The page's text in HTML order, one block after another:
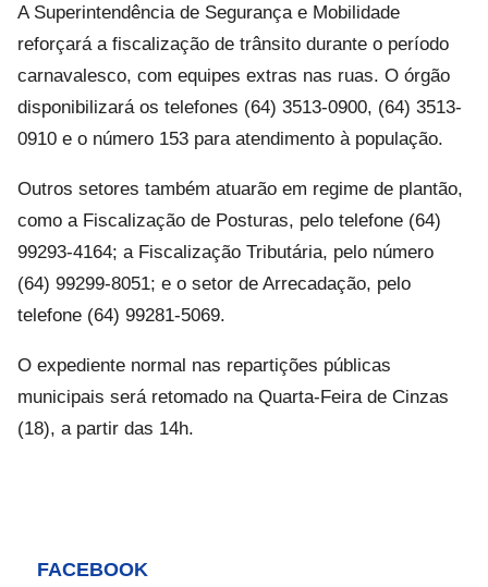
A Superintendência de Segurança e Mobilidade
reforçará a fiscalização de trânsito durante o período
carnavalesco, com equipes extras nas ruas. O órgão
disponibilizará os telefones (64) 3513-0900, (64) 3513-
0910 e o número 153 para atendimento à população.
Outros setores também atuarão em regime de plantão,
como a Fiscalização de Posturas, pelo telefone (64)
99293-4164; a Fiscalização Tributária, pelo número
(64) 99299-8051; e o setor de Arrecadação, pelo
telefone (64) 99281-5069.
O expediente normal nas repartições públicas
municipais será retomado na Quarta-Feira de Cinzas
(18), a partir das 14h.
FACEBOOK